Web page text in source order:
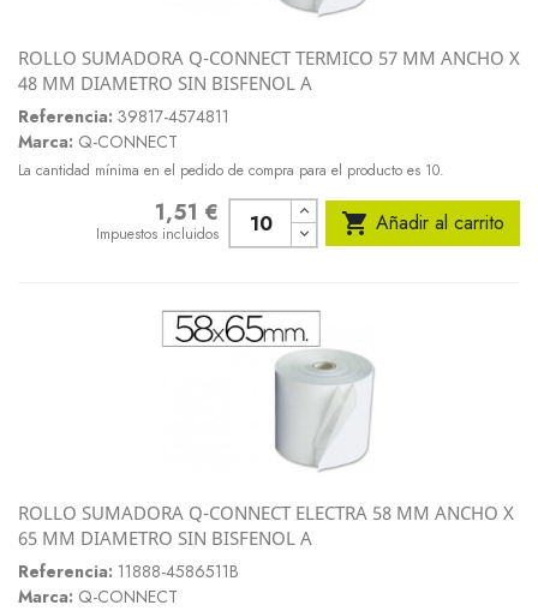
ROLLO SUMADORA Q-CONNECT TERMICO 57 MM ANCHO X
48 MM DIAMETRO SIN BISFENOL A
Referencia: 39817-4574811
Marca: Q-CONNECT
La cantidad mínima en el pedido de compra para el producto es 10.
1,51 €
Impuestos incluidos  Añadir al carrito
ROLLO SUMADORA Q-CONNECT ELECTRA 58 MM ANCHO X
65 MM DIAMETRO SIN BISFENOL A
Referencia: 11888-4586511B
Marca: Q-CONNECT